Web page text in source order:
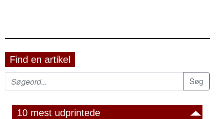
Find en artikel
10 mest udprintede